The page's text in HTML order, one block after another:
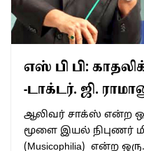
எஸ் பி பி:
-டாக்டர். ஜி.
ஆலிவர் சாக்ஸ் என்ற
மூளை இயல் நிபுணர்
(Musicophilia) என்ற